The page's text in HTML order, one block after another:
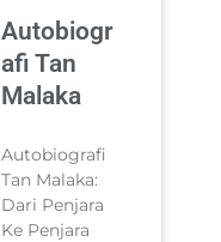
Autobiogr
afi Tan
Malaka
Autobiografi
Tan Malaka:
Dari Penjara
Ke Penjara